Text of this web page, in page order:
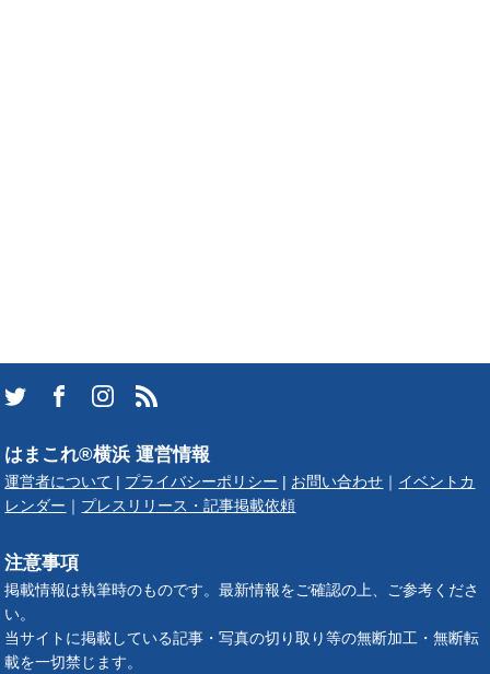
はまこれ®横浜 運営情報
運営者について プライバシーポリシー お問い合わせ
イベントカ
レンダー
プレスリリース・記事掲載依頼
注意事項
掲載情報は執筆時のものです。最新情報をご確認の上、ご参考くださ
い。
当サイトに掲載している記事・写真の切り取り等の無断加工・無断転
載を一切禁じます。